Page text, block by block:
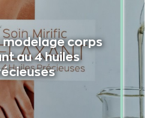
modelage corps
au 4 huiles